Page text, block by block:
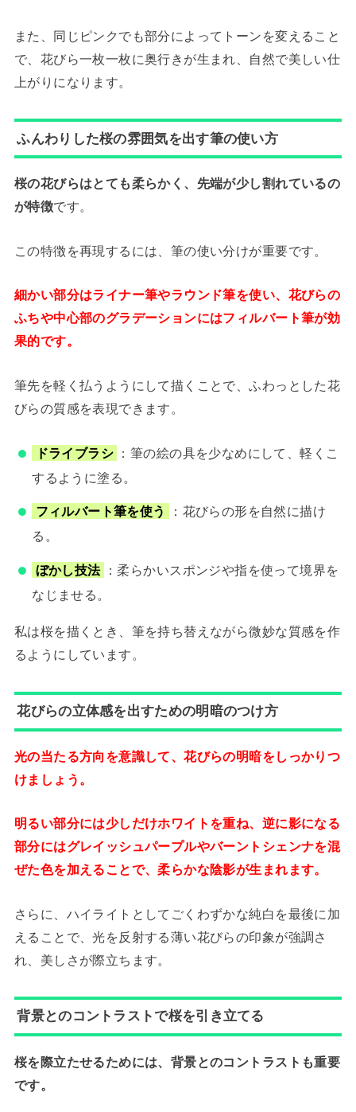
また、同じピンクでも部分によってトーンを変えること
で、花びら一枚一枚に奥行きが生まれ、自然で美しい仕
上がりになります。
ふんわりした桜の雰囲気を出す筆の使い方
桜の花びらはとても柔らかく、先端が少し割れているの
が特徴です。
この特徴を再現するには、筆の使い分けが重要です。
細かい部分はライナー筆やラウンド筆を使い、花びらの
ふちや中心部のグラデーションにはフィルバート筆が効
果的です。
筆先を軽く払うようにして描くことで、ふわっとした花
びらの質感を表現できます。
ドライブラシ
：筆の絵の具を少なめにして、軽くこ
するように塗る。
フィルバート筆を使う
：花びらの形を自然に描け
る。
ぼかし技法
：柔らかいスポンジや指を使って境界を
なじませる。
私は桜を描くとき、筆を持ち替えながら微妙な質感を作
るようにしています。
花びらの立体感を出すための明暗のつけ方
光の当たる方向を意識して、花びらの明暗をしっかりつ
けましょう。
明るい部分には少しだけホワイトを重ね、逆に影になる
部分にはグレイッシュパープルやバーントシェンナを混
ぜた色を加えることで、柔らかな陰影が生まれます。
さらに、ハイライトとしてごくわずかな純白を最後に加
えることで、光を反射する薄い花びらの印象が強調さ
れ、美しさが際立ちます。
背景とのコントラストで桜を引き立てる
桜を際立たせるためには、背景とのコントラストも重要
です。